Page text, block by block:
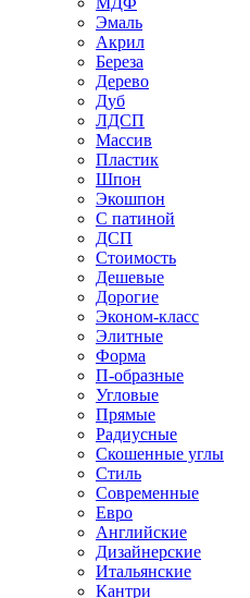
Эмаль
Акрил
Береза
Дерево
Дуб
ЛДСП
Массив
Пластик
Шпон
Экошпон
С патиной
ДСП
Стоимость
Дешевые
Дорогие
Эконом-класс
Элитные
Форма
П-образные
Угловые
Прямые
Радиусные
Скошенные углы
Стиль
Современные
Евро
Английские
Дизайнерские
Итальянские
Кантри